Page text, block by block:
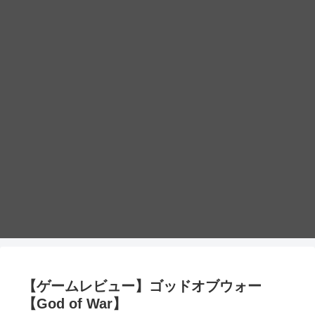
【ゲームレビュー】ゴッドオブウォー
【God of War】